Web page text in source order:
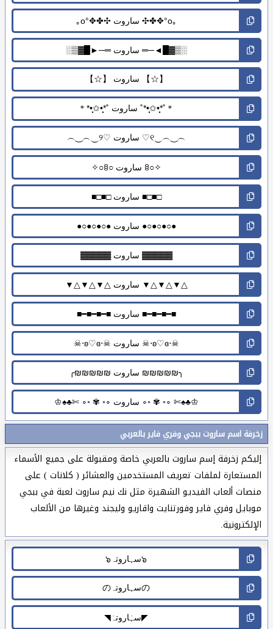
زخرفة اسم ساروت ببجي وفري فاير بالعربي
إليكم زخرفة إسم ساروت بالعربي خاصة ومقبولة على جميع الأسماء
المستعارة لملفات تعريف المستخدمين والعشائر ( كلانات ) على
منصات ألعاب الفيديو الشهيرة مثل نك نيم ساروت لعبة في ببجي
موبايل وفري فاير وفورتنايت واقاريو وليجند وغيرها من الألعاب
الإلكترونية.